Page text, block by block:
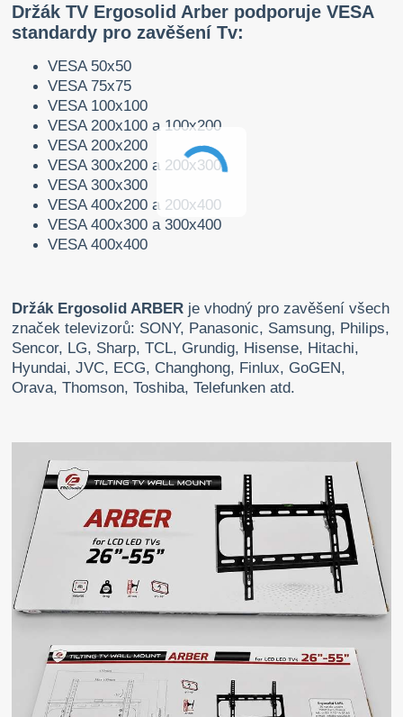
Držák TV Ergosolid Arber podporuje VESA
standardy pro zavěšení Tv:
VESA 50x50
VESA 75x75
VESA 100x100
VESA 200x100 a 100x200
VESA 200x200
VESA 300x200 a 200x300
VESA 300x300
VESA 400x200 a 200x400
VESA 400x300 a 300x400
VESA 400x400
Držák Ergosolid ARBER je vhodný pro zavěšení všech
značek televizorů: SONY, Panasonic, Samsung, Philips,
Sencor, LG, Sharp, TCL, Grundig, Hisense, Hitachi,
Hyundai, JVC, ECG, Changhong, Finlux, GoGEN,
Orava, Thomson, Toshiba, Telefunken atd.